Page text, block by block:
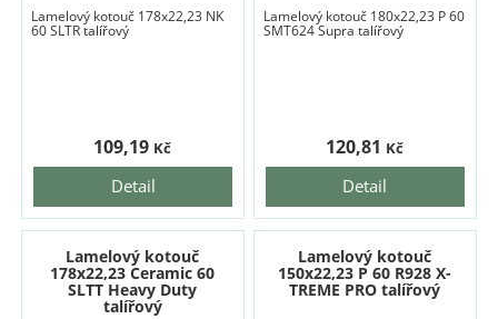
Lamelový kotouč 178x22,23 NK
60 SLTR talířový
Detail
109,19 Kč
Lamelový kotouč 180x22,23 P 60
SMT624 Supra talířový
Detail
120,81 Kč
Lamelový kotouč
178x22,23 Ceramic 60
SLTT Heavy Duty
talířový
Lamelový kotouč
150x22,23 P 60 R928 X-
TREME PRO talířový